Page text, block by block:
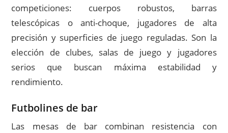
competiciones: cuerpos robustos, barras
telescópicas o anti-choque, jugadores de alta
precisión y superficies de juego reguladas. Son la
elección de clubes, salas de juego y jugadores
serios que buscan máxima estabilidad y
rendimiento.
Futbolines de bar
Las mesas de bar combinan resistencia con